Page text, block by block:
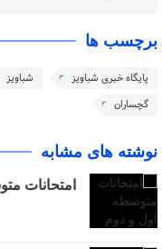
برچسب ها
پایگاه خبری شباویز شباویز
گچساران
نوشته های مشابه
امتحانات